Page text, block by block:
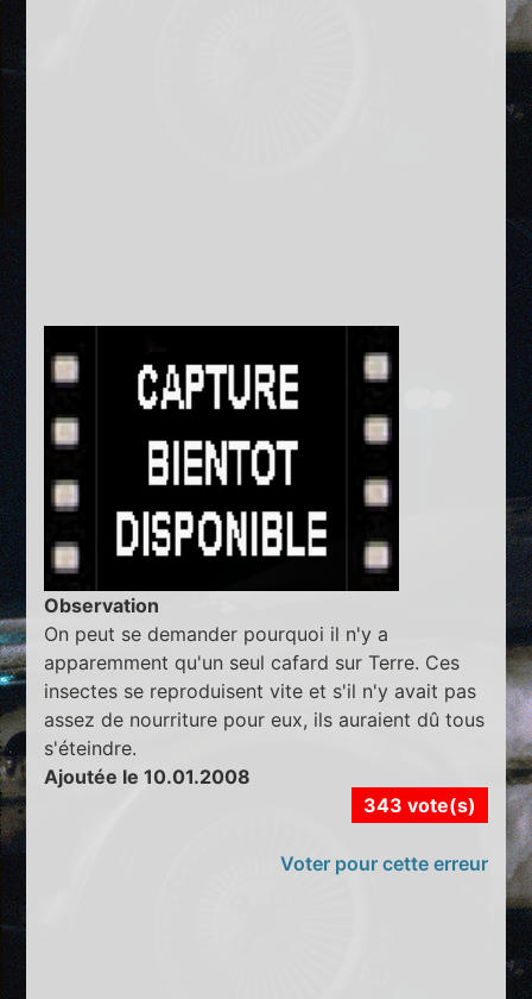
Observation
On peut se demander pourquoi il n'y a
apparemment qu'un seul cafard sur Terre. Ces
insectes se reproduisent vite et s'il n'y avait pas
assez de nourriture pour eux, ils auraient dû tous
s'éteindre.
Ajoutée le 10.01.2008
343 vote(s)
Voter pour cette erreur